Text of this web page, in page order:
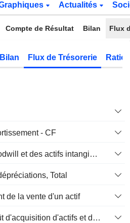
Actualités
Compte de Résultat Bilan Flux
Bilan Flux de Trésorerie
- CF
Dépréciation du goodwill et des actifs intangibles
Total
de la vente d'un actif
Dépréciation du coût d'acquisition d'actifs et dépenses de restructuration